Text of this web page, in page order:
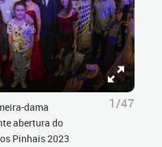
dama
abertura do
Pinhais 2023
1/47